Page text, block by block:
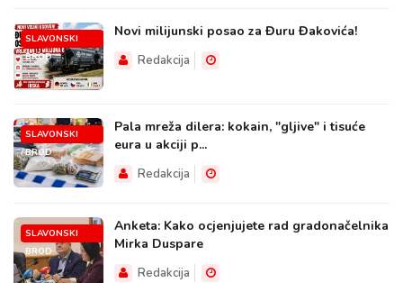
SLAVONSKI
BROD
Novi milijunski posao za Đuru Đakovića!
Redakcija
SLAVONSKI
BROD
Pala mreža dilera: kokain, "gljive" i tisuće
eura u akciji p...
Redakcija
SLAVONSKI
BROD
Anketa: Kako ocjenjujete rad gradonačelnika
Mirka Duspare
Redakcija